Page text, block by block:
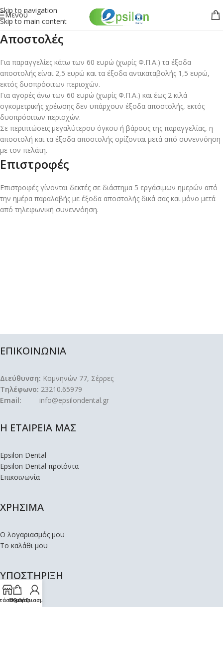
Skip to navigation
Skip to main content
Μενού
Αποστολές
Για παραγγελίες κάτω των 60 ευρώ (χωρίς Φ.Π.Α.) τα έξοδα
αποστολής είναι 2,5 ευρώ και τα έξοδα αντικαταβολής 1,5 ευρώ,
εκτός δυσπρόσιτων περιοχών.
Για αγορές άνω των 60 ευρώ (χωρίς Φ.Π.Α.) και έως 2 κιλά
ογκομετρικής χρέωσης δεν υπάρχουν έξοδα αποστολής, εκτός
δυσπρόσιτων περιοχών.
Σε περιπτώσεις μεγαλύτερου όγκου ή βάρους της παραγγελίας, η
αποστολή και τα έξοδα αποστολής ορίζονται μετά από συνεννόηση
με τον πελάτη.
Επιστροφές
Επιστροφές γίνονται δεκτές σε διάστημα 5 εργάσιμων ημερών από
την ημέρα παραλαβής με έξοδα αποστολής δικά σας και μόνο μετά
από τηλεφωνική συνεννόηση.
ΕΠΙΚΟΙΝΩΝΙΑ
Διεύθυνση: Κομνηνών 77, Σέρρες
Τηλέφωνο: 23210.65979
Email: info@epsilondental.gr
Η ΕΤΑΙΡΕΙΑ ΜΑΣ
Epsilon Dental
Epsilon Dental προϊόντα
Επικοινωνία
ΧΡΗΣΙΜΑ
Ο λογαριασμός μου
Το καλάθι μου
ΥΠΟΣΤΗΡΙΞΗ
Όροι Χρήσης
Καλάθι
Ο λογαριασμός μου